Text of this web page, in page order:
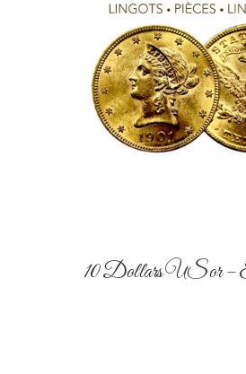
10 Dollars US or –